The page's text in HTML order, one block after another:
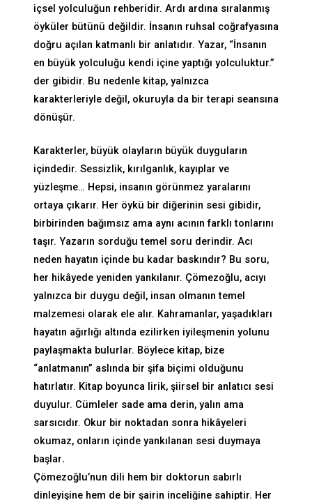
içsel yolculuğun rehberidir. Ardı ardına sıralanmış
öyküler bütünü değildir. İnsanın ruhsal coğrafyasına
doğru açılan katmanlı bir anlatıdır. Yazar, “İnsanın
en büyük yolculuğu kendi içine yaptığı yolculuktur.”
der gibidir. Bu nedenle kitap, yalnızca
karakterleriyle değil, okuruyla da bir terapi seansına
dönüşür.
Karakterler, büyük olayların büyük duyguların
içindedir. Sessizlik, kırılganlık, kayıplar ve
yüzleşme… Hepsi, insanın görünmez yaralarını
ortaya çıkarır. Her öykü bir diğerinin sesi gibidir,
birbirinden bağımsız ama aynı acının farklı tonlarını
taşır. Yazarın sorduğu temel soru derindir. Acı
neden hayatın içinde bu kadar baskındır? Bu soru,
her hikâyede yeniden yankılanır. Çömezoğlu, acıyı
yalnızca bir duygu değil, insan olmanın temel
malzemesi olarak ele alır. Kahramanlar, yaşadıkları
hayatın ağırlığı altında ezilirken iyileşmenin yolunu
paylaşmakta bulurlar. Böylece kitap, bize
“anlatmanın” aslında bir şifa biçimi olduğunu
hatırlatır. Kitap boyunca lirik, şiirsel bir anlatıcı sesi
duyulur. Cümleler sade ama derin, yalın ama
sarsıcıdır. Okur bir noktadan sonra hikâyeleri
okumaz, onların içinde yankılanan sesi duymaya
başlar.
Çömezoğlu’nun dili hem bir doktorun sabırlı
dinleyişine hem de bir şairin inceliğine sahiptir. Her